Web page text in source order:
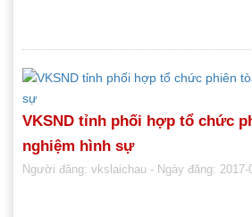
VKSND tỉnh phối hợp tổ chức
nghiệm hình sự
Người đăng: vkslaichau - Ngày đăng: 2017-